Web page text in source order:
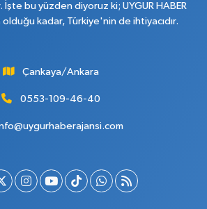
İşte bu yüzden diyoruz ki; UYGUR HABER
olduğu kadar, Türkiye'nin de ihtiyacıdır.
Çankaya/Ankara
0553-109-46-40